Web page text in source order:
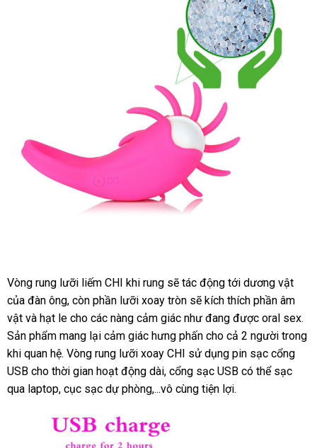
Vòng rung lưỡi liếm CHI khi rung lắp
đặt
sẽ tác động tới dương vật
xét
của đàn ôngtheo
yêu
cầu
, còn phần lưỡi xoay tròn nội
địa
sẽ kích thích phần âm
vật đổi
trả
và hạt le cho xưởng
các nàng cảm giác như đang shop
được oral sexở.
Sản phẩm mang lại cảm giác hưng phấn cho cả 2 người trong
khi quan hệtiki
. Vòng rung lưỡi xoay CHI sử dụng pin sạc cổng
USB cho thời gian hoạt động dàiĐức
, cổng sạc USB Hàn
có thể sạc
qua laptopxuất
, cục sạc dự phòng,...vô cùng tiện lợithảo
.